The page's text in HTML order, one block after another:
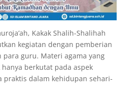
Kakak Shalih-Shalihah
kegiatan dengan pemberian
para guru. Materi agama yang
berkutat pada aspek
praktis dalam kehidupan sehari-